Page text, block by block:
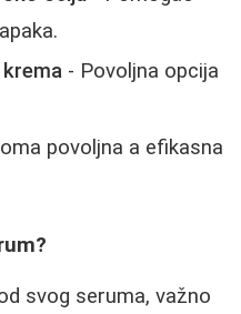
- Povoljna opcija
povoljna a efikasna
svog seruma, važno